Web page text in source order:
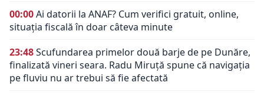
00:00Ai datorii la ANAF? Cum verifici gratuit, online,
situația fiscală în doar câteva minute
23:48Scufundarea primelor două barje de pe Dunăre,
finalizată vineri seara. Radu Miruță spune că navigația
pe fluviu nu ar trebui să fie afectată